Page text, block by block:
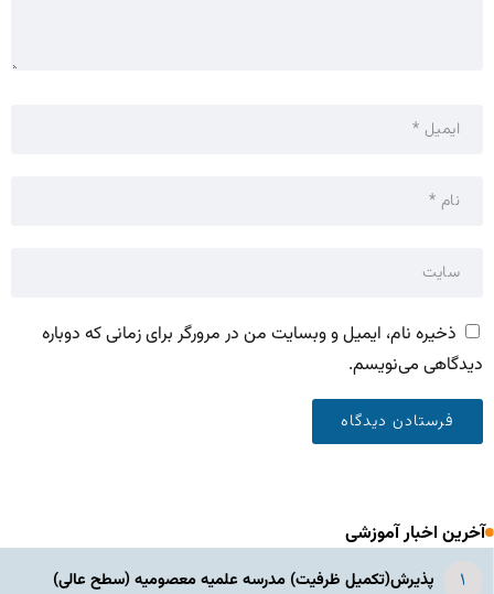
ذخیره نام، ایمیل و وبسایت من در مرورگر برای زمانی که دوباره
دیدگاهی می‌نویسم.
آخرین اخبار آموزشی
پذیرش(تکمیل ظرفیت) مدرسه علمیه معصومیه‌ (سطح عالی)